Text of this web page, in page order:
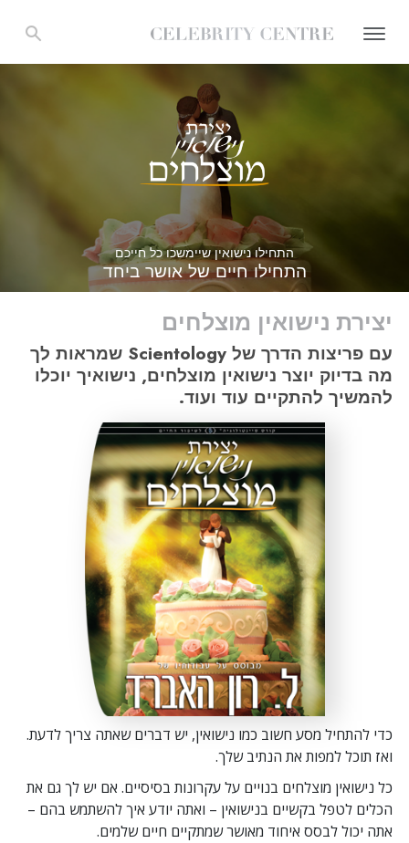
התחילו נישואין שיימשכו כל חייכם
התחילו חיים של אושר ביחד
יצירת נישואין מוצלחים
עם פריצות הדרך של Scientology שמראות לך
מה בדיוק יוצר נישואין מוצלחים, נישואיך יוכלו
להמשיך להתקיים עוד ועוד.
כדי להתחיל מסע חשוב כמו נישואין, יש דברים שאתה צריך לדעת.
ואז תוכל למפות את הנתיב שלך.
כל נישואין מוצלחים בנויים על עקרונות בסיסיים. אם יש לך גם את
הכלים לטפל בקשיים בנישואין – ואתה יודע איך להשתמש בהם –
אתה יכול לבסס איחוד מאושר שמתקיים חיים שלמים.